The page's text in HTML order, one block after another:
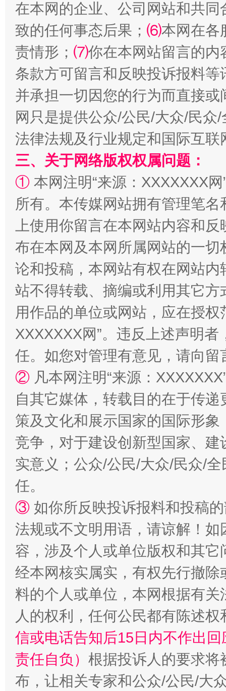
全民健身五年计划来了！等你上场
阿坝州三大球赛在茂县开幕 规模
扯下公款旅游的“隐身衣” 如何以
“蜀中异人”王建安的艺术幻境
在本网的企业、公司网站和共
致的任何事态后果； ⑹本网在各
责情形； ⑺你在本网站留言的内
条款方可留言和反映投诉报料
并承担一切因您的行为而直接
网只是提供公众/公民/大众/民
法律法规及行业规定和国际互
三、关于网络版权权属问题：
① 本网注明“来源：XXXXXXX
所有。本传媒网站拥有管理笔
上使用你留言在本网站内容和
布在本网及本网所属网站的一
论和投稿，本网站有权在网站
站不得转载、摘编或利用其它
用作品的单位或网站，应在授
XXXXXXX网”。违反上述声明
任。如您对管理有意见，请向
② 凡本网注明“来源：
自其它媒体，转载目的在于传
策及文化和展示国家的国际形
竞争，对于建设创新型国家、
实意义；公众/公民/大众/民众/
任。
③ 如你所反映投诉报料和投稿
法规或不文明用语，请谅解！
容，涉及个人或单位版权和其它
经本网核实属实，有权先行撤
料的个人或单位，本网根据有
人的权利，任何公民都有陈述
信或电话告知后15日内不作出
责任自负） 根据投诉人的要求将
布，让相关专家和公众/公民/大